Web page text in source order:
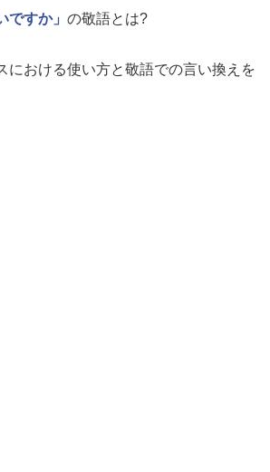
ですか」 の敬語とは?
における使い方と敬語での言い換えを